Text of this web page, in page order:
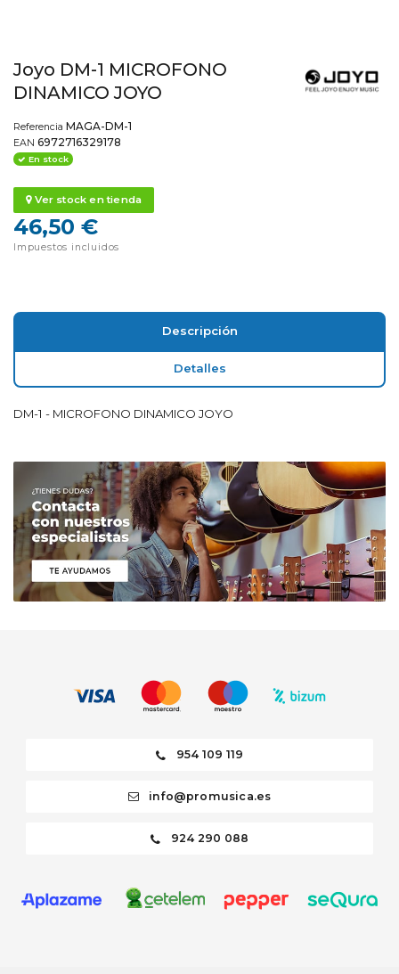
Joyo DM-1 MICROFONO
DINAMICO JOYO
Referencia MAGA-DM-1
EAN 6972716329178
En stock
Ver stock en tienda
46,50 €
Impuestos incluidos
Descripción
Detalles
DM-1 - MICROFONO DINAMICO JOYO
954 109 119
info@promusica.es
924 290 088